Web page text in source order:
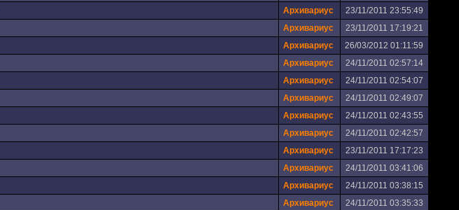
Архивариус
23/11/2011 23:55:49
Архивариус
23/11/2011 17:19:21
Архивариус
26/03/2012 01:11:59
Архивариус
24/11/2011 02:57:14
Архивариус
24/11/2011 02:54:07
Архивариус
24/11/2011 02:49:07
Архивариус
24/11/2011 02:43:55
Архивариус
24/11/2011 02:42:57
Архивариус
23/11/2011 17:17:23
Архивариус
24/11/2011 03:41:06
Архивариус
24/11/2011 03:38:15
Архивариус
24/11/2011 03:35:33